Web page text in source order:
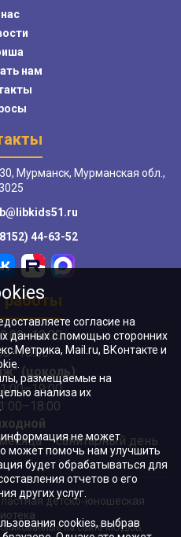
нам
Мурманск, Мурманская обл.,
44-63-52
(цоколь):
– санитарный день
детско-юношеская
на сайте МОДЮБ,
согласие на
данных с помощью сторонних
Mail.ru, ВКонтакте и
размещаемые на
анализа их
не может
может помочь нам улучшить
будет обрабатываться для
отчетов о его
других услуг.
cookies, выбрав